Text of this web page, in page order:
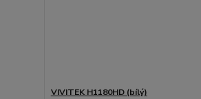
VIVITEK H1180HD (bílý)